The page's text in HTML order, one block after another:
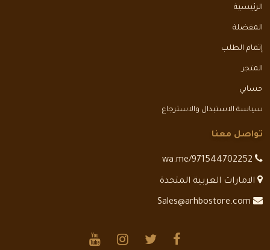
الرئيسية
المفضلة
إتمام الطلب
المتجر
حسابي
سياسة الاستبدال والاسترجاع
تواصل معنا
الامارات العربية المتحدة